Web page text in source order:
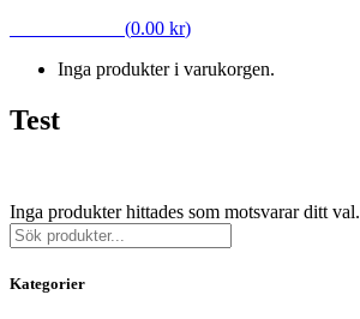
(0.00 kr)
Inga produkter i varukorgen.
Test
Inga produkter hittades som motsvarar ditt val.
Sök
Kategorier